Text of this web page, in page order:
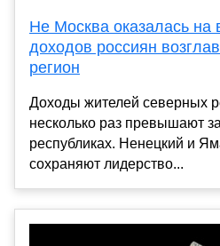
Не Москва оказалась на
доходов россиян
регион
Доходы жителей северных
несколько раз превышают
республиках. Ненецкий и
сохраняют лидерство...